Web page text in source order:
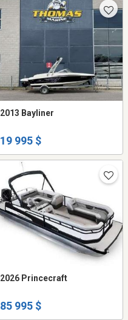
2013 Bayliner
19 995 $
2026 Princecraft
85 995 $